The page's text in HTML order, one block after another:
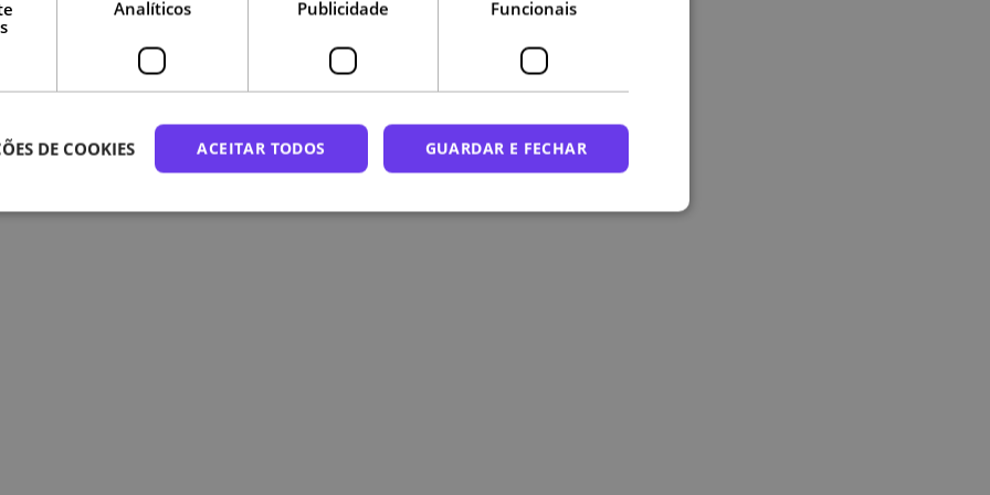
Digital de Conclusão, se tiver uma
Analíticos Publicidade Funcionais
GUARDAR E FECHAR
ACEITAR TODOS
DE COOKIES